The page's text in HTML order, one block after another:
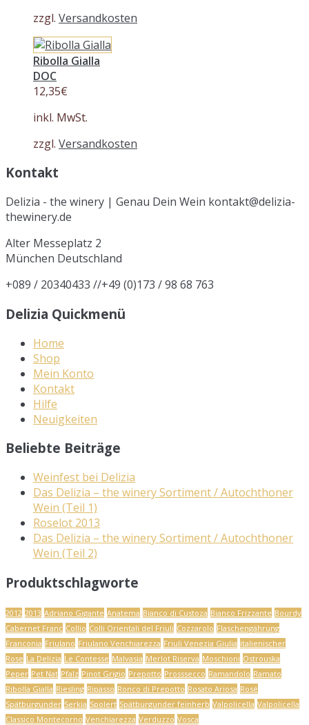
zzgl. Versandkosten
Ribolla Gialla
DOC
12,35€
inkl. MwSt.
zzgl. Versandkosten
Kontakt
Delizia - the winery | Genau Dein Wein kontakt@delizia-
thewinery.de
Alter Messeplatz 2
München Deutschland
+089 / 20340433 //+49 (0)173 / 98 68 763
Delizia Quickmenü
Home
Shop
Mein Konto
Kontakt
Hilfe
Neuigkeiten
Beliebte Beiträge
Weinfest bei Delizia
Das Delizia – the winery Sortiment / Autochthoner
Wein (Teil 1)
Roselot 2013
Das Delizia – the winery Sortiment / Autochthoner
Wein (Teil 2)
Produktschlagworte
2012 2013 Adriano Gigante Anatema Bianco di Custoza Bianco Frizzante Bourdy
Cabernet Franc Collio Colli Orientali del Friuli Cozzarolo Flaschengährung
Franconia Friulano Friulano Venchiarezza Friuli Venezia Giulia italienischer
Rose La Delizia Le Contesse Malvasia Merlot Riserva Moschioni Ostrouska
Peper Pet Nat Pfalz Pinot Grigio Prepotto Prosssecco Ramandolo Ramato
Ribolla Gialla Riesling Ripasso Ronco di Prepotto Rosato Ariosa Rosé
Spätburgunder Serkia Spolert Spätburgunder feinherb Valpolicella Valpolicella
Classico Montecorno Venchiarezza Verduzzo Vosca